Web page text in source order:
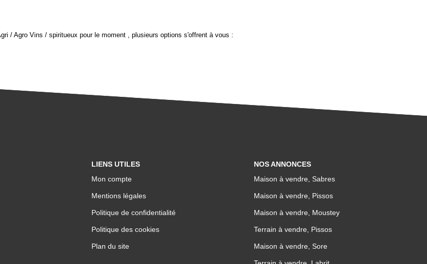
/ Agro Vins / spiritueux pour le moment , plusieurs options s'offrent à vous :
LIENS UTILES
Mon compte
Mentions légales
Politique de confidentialité
Politique des cookies
Plan du site
NOS ANNONCES
Maison à vendre, Sabres
Maison à vendre, Pissos
Maison à vendre, Moustey
Terrain à vendre, Pissos
Maison à vendre, Sore